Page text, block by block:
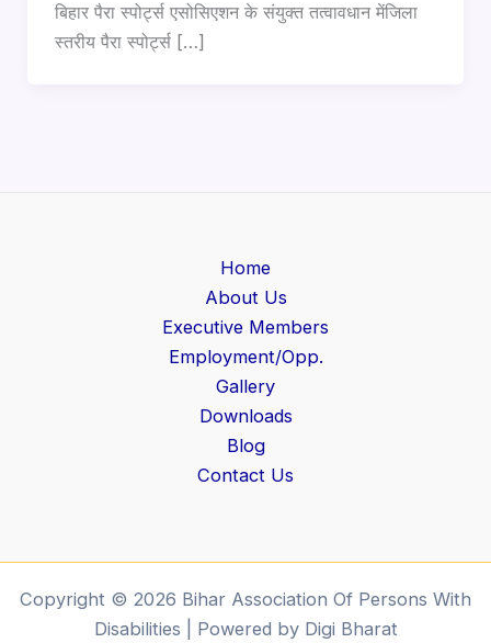
बिहार पैरा स्पोर्ट्स एसोसिएशन के संयुक्त तत्वावधान मेंजिला
स्तरीय पैरा स्पोर्ट्स […]
Home
About Us
Executive Members
Employment/Opp.
Gallery
Downloads
Blog
Contact Us
Copyright © 2026 Bihar Association Of Persons With
Disabilities | Powered by Digi Bharat